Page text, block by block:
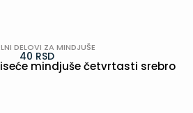
DELOVI ZA MINDJUŠE
40 RSD
mindjuše četvrtasti srebro